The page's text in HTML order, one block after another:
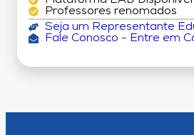
Professores renomados
Seja um Representante
Fale Conosco - Entre em